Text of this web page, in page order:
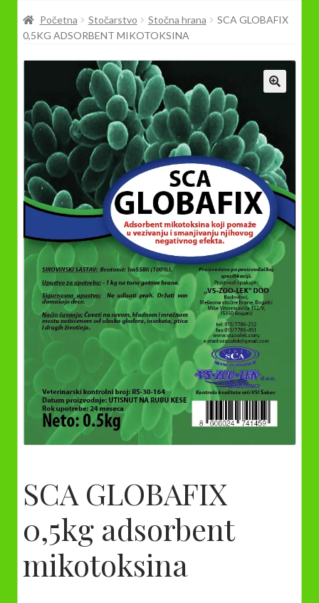
Prodavnica
Početna Stočarstvo Stočna hrana
SCA GLOBAFIX
0,5KG ADSORBENT MIKOTOKSINA
SCA GLOBAFIX
0,5kg adsorbent
mikotoksina